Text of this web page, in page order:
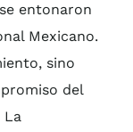
entonaron
Mexicano.
sino
del
La